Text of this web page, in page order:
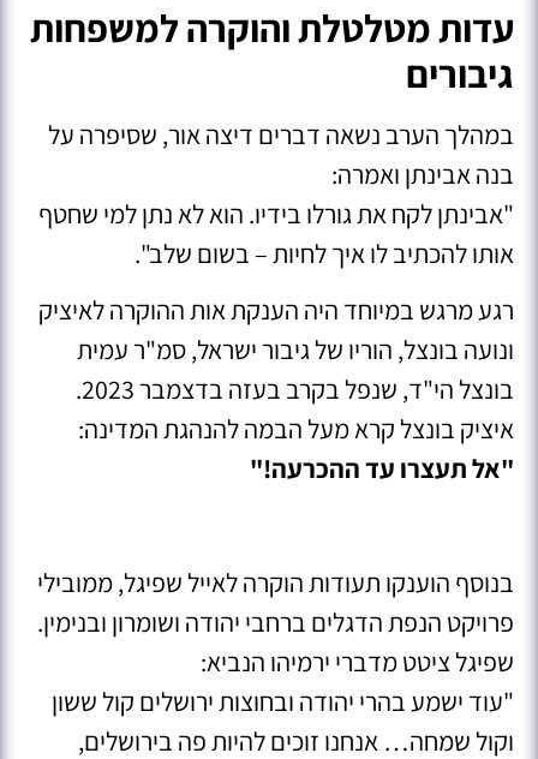
עדות מטלטלת והוקרה למשפחות
גיבורים
במהלך הערב נשאה דברים דיצה אור, שסיפרה על
בנה אבינתן ואמרה:
"אבינתן לקח את גורלו בידיו. הוא לא נתן למי שחטף
אותו להכתיב לו איך לחיות – בשום שלב".
רגע מרגש במיוחד היה הענקת אות ההוקרה לאיציק
ונועה בונצל, הוריו של גיבור ישראל, סמ"ר עמית
בונצל הי"ד, שנפל בקרב בעזה בדצמבר 2023.
איציק בונצל קרא מעל הבמה להנהגת המדינה:
"אל תעצרו עד ההכרעה!"
בנוסף הוענקו תעודות הוקרה לאייל שפיגל, ממובילי
פרויקט הנפת הדגלים ברחבי יהודה ושומרון ובנימין.
שפיגל ציטט מדברי ירמיהו הנביא:
"עוד ישמע בהרי יהודה ובחוצות ירושלים קול ששון
וקול שמחה… אנחנו זוכים להיות פה בירושלים,